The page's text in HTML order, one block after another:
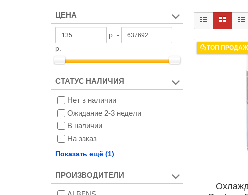
ЦЕНА
р. -
р.
СТАТУС НАЛИЧИЯ
Нет в наличии
Ожидание 2-3 недели
В наличии
На заказ
Снят с производства
Показать ещё (1)
ПРОИЗВОДИТЕЛИ
ТОП ПРОДАЖ